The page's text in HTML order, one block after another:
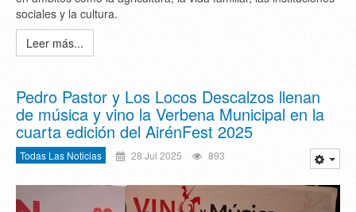
sociales y la cultura.
Leer más...
Pedro Pastor y Los Locos Descalzos llenan
de música y vino la Verbena Municipal en la
cuarta edición del AirénFest 2025
Todas Las Noticias 28 Jul 2025 893